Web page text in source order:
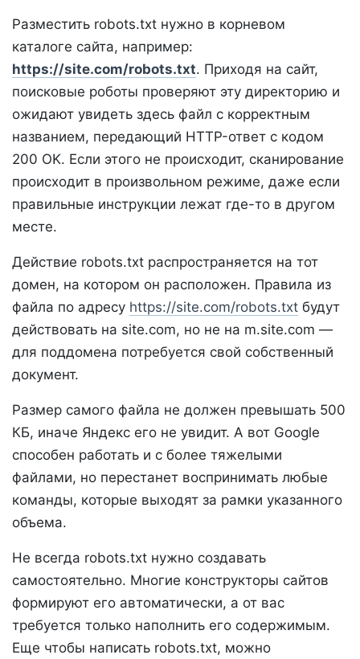
Разместить robots.txt нужно в корневом
каталоге сайта, например:
https://site.com/robots.txt. Приходя на сайт,
поисковые роботы проверяют эту директорию и
ожидают увидеть здесь файл с корректным
названием, передающий HTTP-ответ с кодом
200 OK. Если этого не происходит, сканирование
происходит в произвольном режиме, даже если
правильные инструкции лежат где-то в другом
месте.
Действие robots.txt распространяется на тот
домен, на котором он расположен. Правила из
файла по адресу https://site.com/robots.txt будут
действовать на site.com, но не на m.site.com —
для поддомена потребуется свой собственный
документ.
Размер самого файла не должен превышать 500
КБ, иначе Яндекс его не увидит. А вот Google
способен работать и с более тяжелыми
файлами, но перестанет воспринимать любые
команды, которые выходят за рамки указанного
объема.
Не всегда robots.txt нужно создавать
самостоятельно. Многие конструкторы сайтов
формируют его автоматически, а от вас
требуется только наполнить его содержимым.
Еще чтобы написать robots.txt, можно